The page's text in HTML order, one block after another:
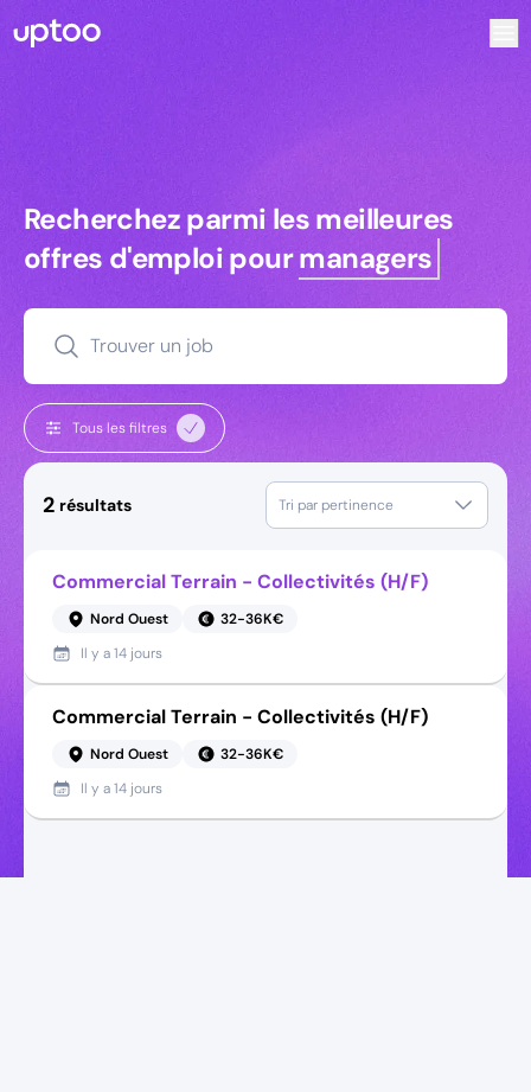
Recherchez parmi les meilleures
Recherchez parmi les meilleures
offres d'emploi pourmanagers
Trouver un job
Tous les filtres
2 résultats Tri par pertinence
Commercial Terrain - Collectivités (H/F)
Nord Ouest
32-36K€
Il y a14 jours
Commercial Terrain - Collectivités (H/F)
Nord Ouest
32-36K€
Il y a14 jours